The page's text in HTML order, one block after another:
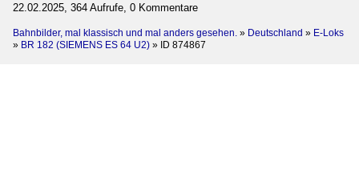
22.02.2025, 364 Aufrufe, 0 Kommentare
Bahnbilder, mal klassisch und mal anders gesehen. » Deutschland » E-Loks
» BR 182 (SIEMENS ES 64 U2) » ID 874867